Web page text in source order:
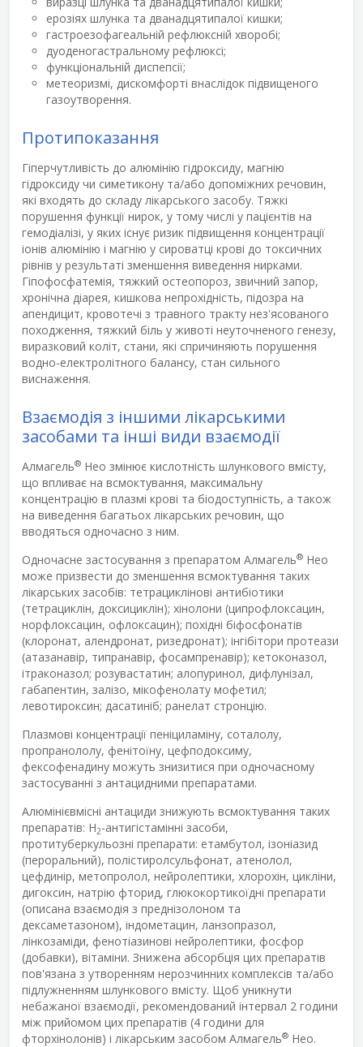
ерозіях шлунка та дванадцятипалої кишки;
гастроезофагеальній рефлюксній хворобі;
дуоденогастральному рефлюксі;
функціональній диспепсії;
метеоризмі, дискомфорті внаслідок підвищеного
газоутворення.
Протипоказання
Гіперчутливість до алюмінію гідроксиду, магнію
гідроксиду чи симетикону та/або допоміжних речовин,
які входять до складу лікарського засобу. Тяжкі
порушення функції нирок, у тому числі у пацієнтів на
гемодіалізі, у яких існує ризик підвищення концентрації
іонів алюмінію і магнію у сироватці крові до токсичних
рівнів у результаті зменшення виведення нирками.
Гіпофосфатемія, тяжкий остеопороз, звичний запор,
хронічна діарея, кишкова непрохідність, підозра на
апендицит, кровотечі з травного тракту нез'ясованого
походження, тяжкий біль у животі неуточненого генезу,
виразковий коліт, стани, які спричиняють порушення
водно-електролітного балансу, стан сильного
виснаження.
Взаємодія з іншими лікарськими
засобами та інші види взаємодії
Алмагель® Нео змінює кислотність шлункового вмісту,
що впливає на всмоктування, максимальну
концентрацію в плазмі крові та біодоступність, а також
на виведення багатьох лікарських речовин, що
вводяться одночасно з ним.
Одночасне застосування з препаратом Алмагель® Нео
може призвести до зменшення всмоктування таких
лікарських засобів: тетрациклінові антибіотики
(тетрациклін, доксициклін); хінолони (ципрофлоксацин,
норфлоксацин, офлоксацин); похідні біфосфонатів
(клоронат, алендронат, ризедронат); інгібітори протеази
(атазанавір, типранавір, фосампренавір); кетоконазол,
ітраконазол; розувастатин; алопуринол, дифлунізал,
габапентин, залізо, мікофенолату мофетил;
левотироксин; дасатиніб; ранелат стронцію.
Плазмові концентрації пеніциламіну, соталолу,
пропранололу, фенітоїну, цефподоксиму,
фексофенадину можуть знизитися при одночасному
застосуванні з антацидними препаратами.
Алюмінієвмісні антациди знижують всмоктування таких
препаратів: Н2-антигістамінні засоби,
протитуберкульозні препарати: етамбутол, ізоніазид
(пероральний), полістиролсульфонат, атенолол,
цефдинір, метопролол, нейролептики, хлорохін, цикліни,
дигоксин, натрію фторид, глюкокортикоїдні препарати
(описана взаємодія з преднізолоном та
дексаметазоном), індометацин, ланзопразол,
лінкозаміди, фенотіазинові нейролептики, фосфор
(добавки), вітаміни. Знижена абсорбція цих препаратів
пов'язана з утворенням нерозчинних комплексів та/або
підлужненням шлункового вмісту. Щоб уникнути
небажаної взаємодії, рекомендований інтервал 2 години
між прийомом цих препаратів (4 години для
фторхінолонів) і лікарським засобом Алмагель® Нео.